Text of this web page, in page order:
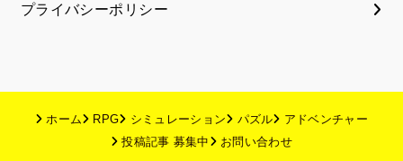
プライバシーポリシー
ホーム RPG シミュレーション パズル
アドベンチャー
投稿記事 募集中
お問い合わせ